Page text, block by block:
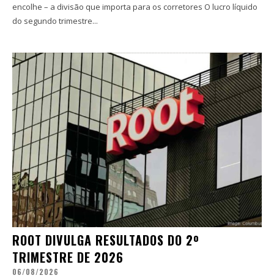
encolhe – a divisão que importa para os corretores O lucro líquido
do segundo trimestre...
ROOT DIVULGA RESULTADOS DO 2º
TRIMESTRE DE 2026
06/08/2026